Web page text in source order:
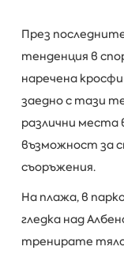
През
тенденция в
наречена
заедно с тази
различни места
възможност за
съоръжения.
На плажа, в
гледка над
тренирате